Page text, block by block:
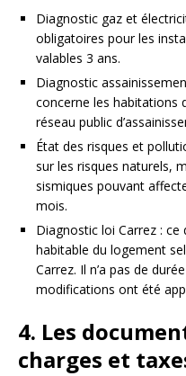
Diagnostic gaz et
obligatoires pour les
valables 3 ans.
Diagnostic
concerne les habitations
réseau public
État des risques et
sur les risques naturels,
sismiques pouvant
mois.
Diagnostic loi Carrez :
habitable du logement
Carrez. Il n’a pas de
modifications ont été
4. Les
charges et